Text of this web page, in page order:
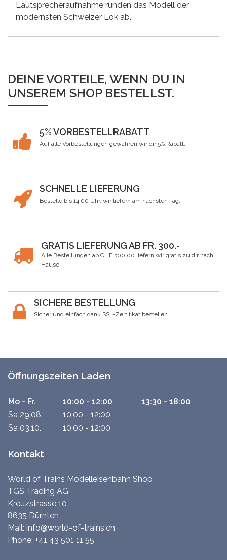
Lautsprecheraufnahme runden das Modell der
modernsten Schweizer Lok ab.
DEINE VORTEILE, WENN DU IN
UNSEREM SHOP BESTELLST.
5% VORBESTELLRABATT
Auf alle Vorbestellungen gewähren wir dir 5% Rabatt.
SCHNELLE LIEFERUNG
Bestelle bis 14.00 Uhr, wir liefern am nächsten Tag.
GRATIS LIEFERUNG AB FR. 300.-
Alle Bestellungen ab CHF 300.00 liefern wir gratis zu dir nach
Hause.
SICHERE BESTELLUNG
Sicher und einfach dank SSL-Zertifikat bestellen.
Öffnungszeiten Laden
Mo - Fr. 10:00 - 12:00
13:30 - 18:00
Sa 29.08.
10:00 - 12:00
Sa 03.10.
10:00 - 12:00
Kontakt
World of Trains Modelleisenbahn Shop
TGS Trading AG
Kreuzstrasse 10
8635 Dürnten
Mail: info@world-of-trains.ch
Phone: +41 43 501 11 55